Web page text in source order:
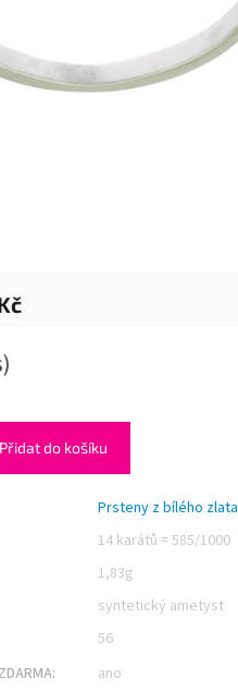
Přidat do košíku
Prsteny z bílého zlata
14 karátů = 585/1000
1,83g
syntetický ametyst
56
: ano